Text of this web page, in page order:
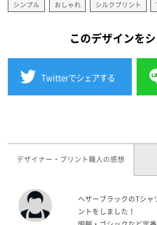
シンプル おしゃれ シルクプリント
このデザインを
Twitterでシェアする
デザイナー・プリント職人の感想
ヘザーブラックのTシャ
ントをしました！